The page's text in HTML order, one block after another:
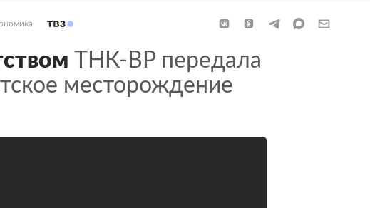
ТНК-BP передала
месторождение